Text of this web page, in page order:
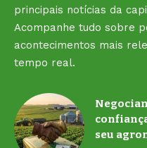
principais notícias da
Acompanhe tudo sobre
acontecimentos mais
tempo real.
seu